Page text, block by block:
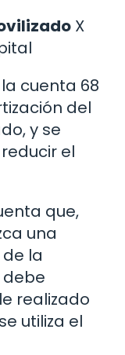
X
cuenta 68
del
y se
el
que,
una
la
debe
realizado
utiliza el